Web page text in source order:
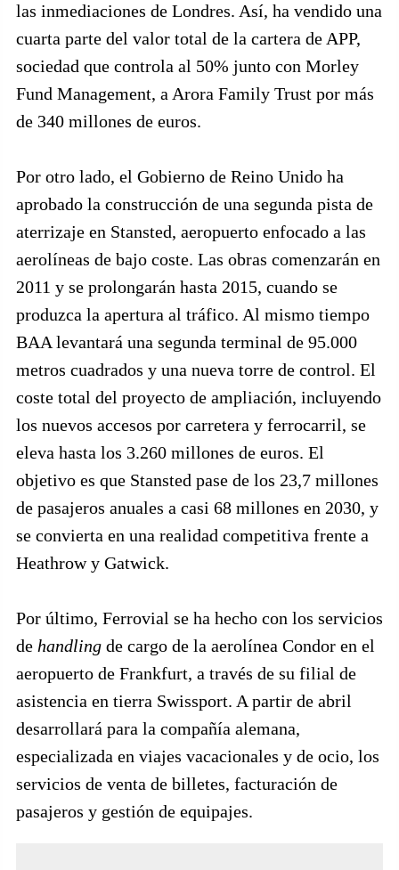
las inmediaciones de Londres. Así, ha vendido una
cuarta parte del valor total de la cartera de APP,
sociedad que controla al 50% junto con Morley
Fund Management, a Arora Family Trust por más
de 340 millones de euros.
Por otro lado, el Gobierno de Reino Unido ha
aprobado la construcción de una segunda pista de
aterrizaje en Stansted, aeropuerto enfocado a las
aerolíneas de bajo coste. Las obras comenzarán en
2011 y se prolongarán hasta 2015, cuando se
produzca la apertura al tráfico. Al mismo tiempo
BAA levantará una segunda terminal de 95.000
metros cuadrados y una nueva torre de control. El
coste total del proyecto de ampliación, incluyendo
los nuevos accesos por carretera y ferrocarril, se
eleva hasta los 3.260 millones de euros. El
objetivo es que Stansted pase de los 23,7 millones
de pasajeros anuales a casi 68 millones en 2030, y
se convierta en una realidad competitiva frente a
Heathrow y Gatwick.
Por último, Ferrovial se ha hecho con los servicios
de handling de cargo de la aerolínea Condor en el
aeropuerto de Frankfurt, a través de su filial de
asistencia en tierra Swissport. A partir de abril
desarrollará para la compañía alemana,
especializada en viajes vacacionales y de ocio, los
servicios de venta de billetes, facturación de
pasajeros y gestión de equipajes.